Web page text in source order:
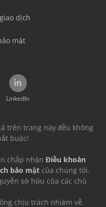
dịch
mật
LinkedIn
trên trang này đều không
buộc!
chấp nhận Điều khoản
bảo mật của chúng tôi.
sở hữu của các chủ
chịu trách nhiệm về